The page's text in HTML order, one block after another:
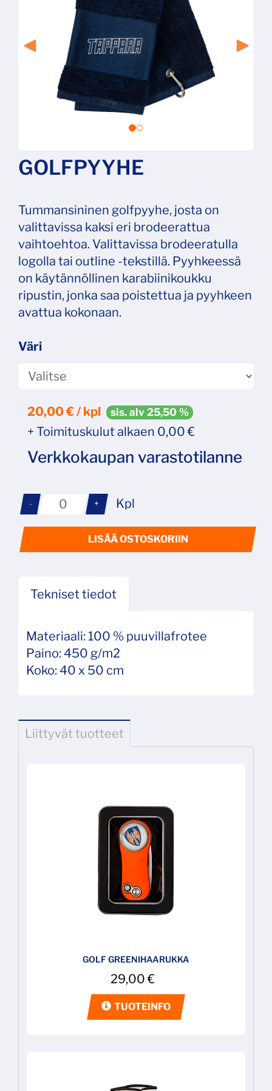
GOLFPYYHE
Tummansininen golfpyyhe, josta on
valittavissa kaksi eri brodeerattua
vaihtoehtoa. Valittavissa brodeeratulla
logolla tai outline -tekstillä. Pyyhkeessä
on käytännöllinen karabiinikoukku
ripustin, jonka saa poistettua ja pyyhkeen
avattua kokonaan.
Väri
20,00€ / kpl sis. alv 25,50 %
+ Toimituskulut alkaen 0,00 €
Verkkokaupan varastotilanne
- + Kpl
LISÄÄ OSTOSKORIIN
Tekniset tiedot
Materiaali: 100 % puuvillafrotee
Paino: 450 g/m2
Koko: 40 x 50 cm
Liittyvät tuotteet
GOLF GREENIHAARUKKA
29,00€
TUOTEINFO